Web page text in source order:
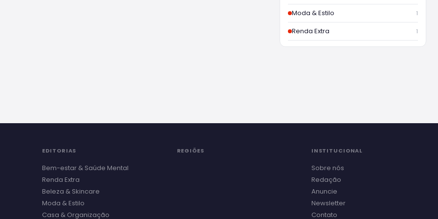
Moda & Estilo 1
Renda Extra 1
EDITORIAS
Bem-estar & Saúde Mental
Renda Extra
Beleza & Skincare
Moda & Estilo
Casa & Organização
REGIÕES INSTITUCIONAL
Sobre nós
Redação
Anuncie
Newsletter
Contato